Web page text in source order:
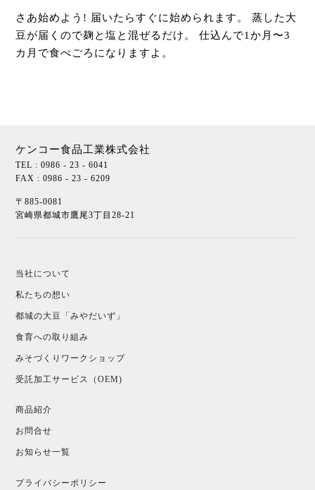
さあ始めよう! 届いたらすぐに始められます。 蒸した大
豆が届くので麹と塩と混ぜるだけ。 仕込んで1か月〜3
カ月で食べごろになりますよ。
ケンコー食品工業株式会社
TEL : 0986 - 23 - 6041
FAX : 0986 - 23 - 6209
〒885-0081
宮崎県都城市鷹尾3丁目28-21
当社について
私たちの想い
都城の大豆「みやだいず」
食育への取り組み
みそづくりワークショップ
受託加工サービス（OEM)
商品紹介
お問合せ
お知らせ一覧
プライバシーポリシー